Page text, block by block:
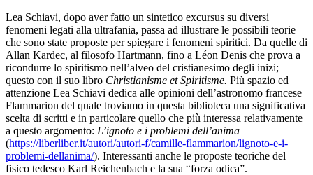
Lea Schiavi, dopo aver fatto un sintetico excursus su diversi
fenomeni legati alla ultrafania, passa ad illustrare le possibili teorie
che sono state proposte per spiegare i fenomeni spiritici. Da quelle di
Allan Kardec, al filosofo Hartmann, fino a Léon Denis che prova a
ricondurre lo spiritismo nell’alveo del cristianesimo degli inizi;
questo con il suo libro Christianisme et Spiritisme. Più spazio ed
attenzione Lea Schiavi dedica alle opinioni dell’astronomo francese
Flammarion del quale troviamo in questa biblioteca una significativa
scelta di scritti e in particolare quello che più interessa relativamente
a questo argomento: L’ignoto e i problemi dell’anima
(https://liberliber.it/autori/autori-f/camille-flammarion/lignoto-e-i-
problemi-dellanima/). Interessanti anche le proposte teoriche del
fisico tedesco Karl Reichenbach e la sua “forza odica”.